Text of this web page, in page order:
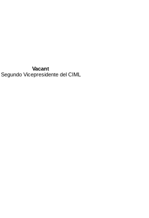
Vacant
Segundo Vicepresidentedel CIML